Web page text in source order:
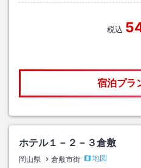
税込
宿泊プラ
ホテル１－２－３倉敷
岡山県 倉敷市街
地図